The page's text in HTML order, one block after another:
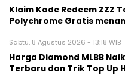
Klaim Kode Redeem ZZZ
Polychrome Gratis
Sabtu, 8 Agustus 2026 - 13:18 WIB
Harga Diamond MLBB
Terbaru dan Trik Top Up